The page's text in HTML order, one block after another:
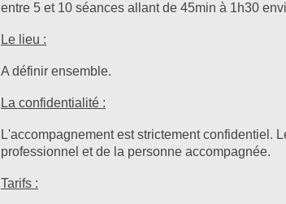
entre 5 et 10 séances allant de 45min à 1h30
Le lieu :
A définir ensemble.
La confidentialité :
L'accompagnement est strictement confidentiel.
professionnel et de la personne accompagnée.
Tarifs :